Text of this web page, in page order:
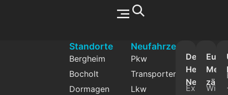
Standorte
Bergheim
Bocholt
Dormagen
Neufahrzeuge
Pkw
Transporter
Lkw
Der
Herbrand
Exklusive
Eure
zählt
Wie